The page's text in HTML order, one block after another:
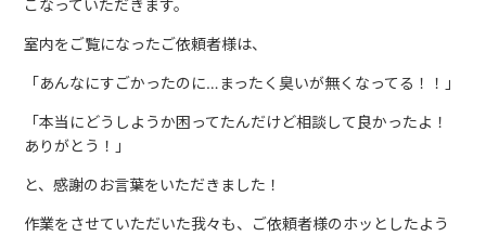
こなっていただきます。
室内をご覧になったご依頼者様は、
「あんなにすごかったのに…まったく臭いが無くなってる！！」
「本当にどうしようか困ってたんだけど相談して良かったよ！
ありがとう！」
と、感謝のお言葉をいただきました！
作業をさせていただいた我々も、ご依頼者様のホッとしたよう